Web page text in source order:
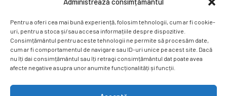
Pentru a oferi cea mai bună experiență, folosim tehnologii, cum ar fi cookie-
uri, pentru a stoca și/sau accesa informațiile despre dispozitive.
Consimțământul pentru aceste tehnologii ne permite să procesăm date,
cum ar fi comportamentul de navigare sau ID-uri unice pe acest site. Dacă
nu îți dai consimțământul sau îți retragi consimțământul dat poate avea
afecte negative asupra unor anumite funcționalități și funcții.
Ne puteți găsi și pe rețelele sociale.